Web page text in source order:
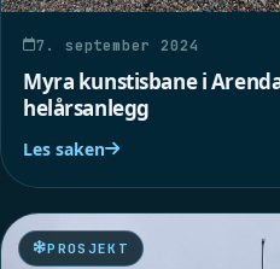
7. september 2024
Myra kunstisbane i
helårsanlegg
Les saken
PROSJEKT